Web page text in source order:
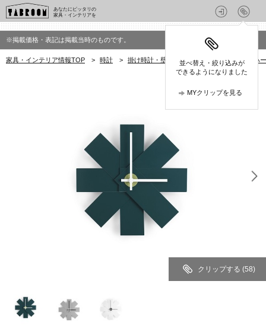
あなたにピッタリの
家具・インテリアを
並べ替え・絞り込みが
できるようになりました
MYクリップを見る
※掲載価格・表記は掲載当時のものです。
家具・インテリア情報TOP > 時計 > 掛け時計・壁掛け時計 > ノーマンコペンハ
クリップする (58)